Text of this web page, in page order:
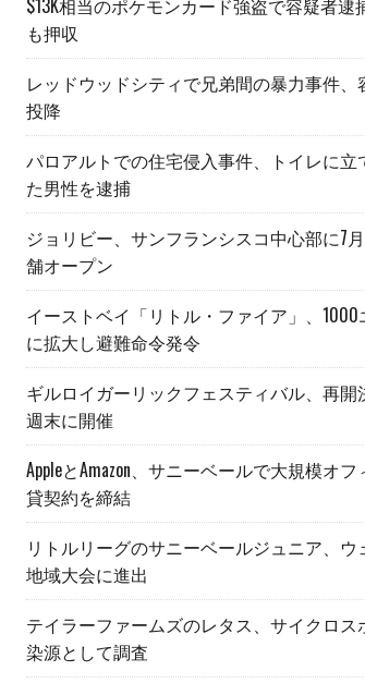
$13K相当のポケモンカード強盗で容疑者逮
も押収
レッドウッドシティで兄弟間の暴力事件、
投降
パロアルトでの住宅侵入事件、トイレに立
た男性を逮捕
ジョリビー、サンフランシスコ中心部に7
舗オープン
イーストベイ「リトル・ファイア」、1000
に拡大し避難命令発令
ギルロイガーリックフェスティバル、再開
週末に開催
AppleとAmazon、サニーベールで大規模オ
貸契約を締結
リトルリーグのサニーベールジュニア、ウ
地域大会に進出
テイラーファームズのレタス、サイクロス
染源として調査